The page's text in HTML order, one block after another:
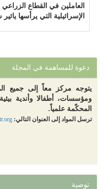
العاملين في القطاع
الإسرائيلية التي يرأسها
دعوة للمساهمة في المجلة
يتوجه مركز معاً إلى جميع
ومؤسسات، أطفالا وأندية
المحكّمة علمياً.
ترسل المواد إلى العنوان التالي:
توصية